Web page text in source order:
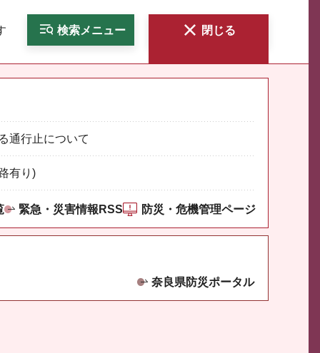
検索メニュー 閉じる
通行止について
有り)
緊急・災害情報RSS 防災・危機管理ページ
奈良県防災ポータル